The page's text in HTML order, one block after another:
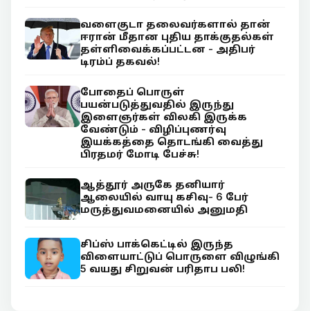
வளைகுடா தலைவர்களால் தான்
ஈரான் மீதான புதிய தாக்குதல்கள்
தள்ளிவைக்கப்பட்டன - அதிபர்
டிரம்ப் தகவல்!
போதைப் பொருள்
பயன்படுத்துவதில் இருந்து
இளைஞர்கள் விலகி இருக்க
வேண்டும் - விழிப்புணர்வு
இயக்கத்தை தொடங்கி வைத்து
பிரதமர் மோடி பேச்சு!
ஆத்தூர் அருகே தனியார்
ஆலையில் வாயு கசிவு- 6 பேர்
மருத்துவமனையில் அனுமதி
சிப்ஸ் பாக்கெட்டில் இருந்த
விளையாட்டுப் பொருளை விழுங்கி
5 வயது சிறுவன் பரிதாப பலி!